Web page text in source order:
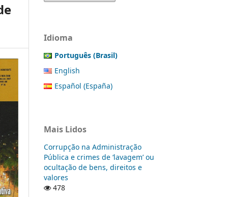
Idioma
Português (Brasil)
English
Español (España)
Mais Lidos
Corrupção na Administração
Pública e crimes de ‘lavagem’ ou
ocultação de bens, direitos e
valores
478